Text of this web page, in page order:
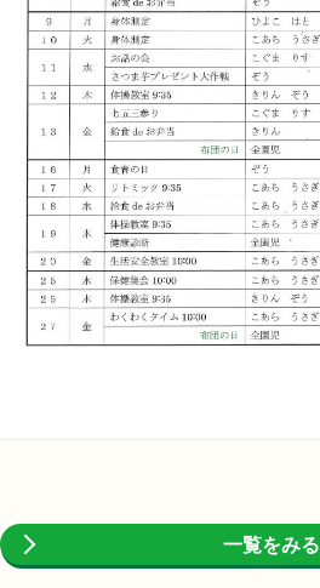
一覧をみる